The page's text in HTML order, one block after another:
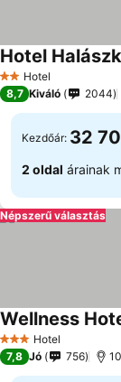
2 Kategória
Hotel
Hotel
8,7 Kiváló 2044
Kezdőár: 32
2 oldal árainak
Népszerű választás
3 Kategória
Hotel
Wellness
7,8 Jó 756